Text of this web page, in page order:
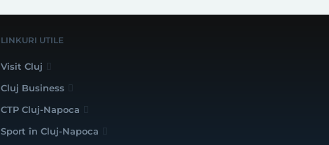
LINKURI UTILE
Visit Cluj
Cluj Business
CTP Cluj-Napoca
Sport în Cluj-Napoca